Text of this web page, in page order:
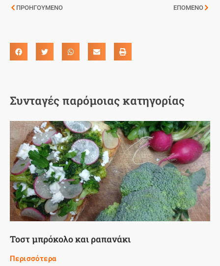
ΠΡΟΗΓΟΥΜΕΝΟ ΕΠΟΜΕΝΟ
Συνταγές παρόμοιας κατηγορίας
Τοστ μπρόκολο και ραπανάκι
Περισσότερα